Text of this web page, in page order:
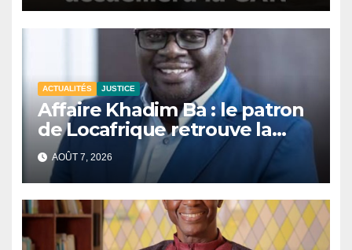
ACTUALITÉS JUSTICE
Affaire Khadim Ba : le patron
de Locafrique retrouve la
liberté.
AOÛT 7, 2026